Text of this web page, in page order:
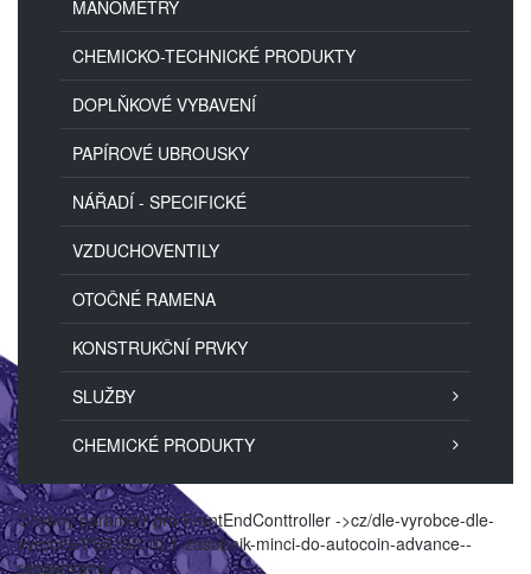
MANOMETRY
CHEMICKO-TECHNICKÉ PRODUKTY
DOPLŇKOVÉ VYBAVENÍ
PAPÍROVÉ UBROUSKY
NÁŘADÍ - SPECIFICKÉ
VZDUCHOVENTILY
OTOČNÉ RAMENA
KONSTRUKČNÍ PRVKY
SLUŽBY
CHEMICKÉ PRODUKTY
Chybný parametr pro FrontEndConttroller ->cz/dle-vyrobce-dle-
vyrobce/PS0150.10.1-zasobnik-minci-do-autocoin-advance--
repasovane-